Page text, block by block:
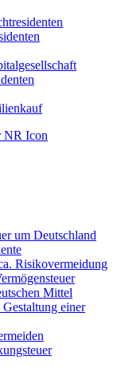
um Deutschland
Risikovermeidung
Mittel
einer